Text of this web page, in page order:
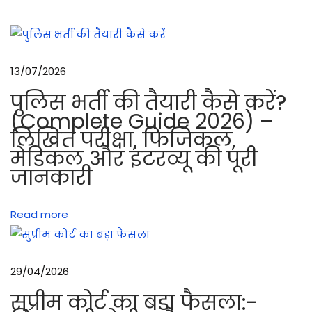
:
थ
से
रा
इ
फ
के
म
ज़ी
न
13/07/2026
पुलिस भर्ती की तैयारी कैसे करें?
(Complete Guide 2026) –
लिखित परीक्षा, फिजिकल,
मेडिकल और इंटरव्यू की पूरी
जानकारी
Read more
29/04/2026
सुप्रीम कोर्ट का बड़ा फैसला:-